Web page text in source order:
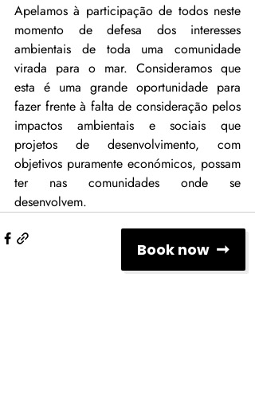
Apelamos à participação de todos neste
momento de defesa dos interesses
ambientais de toda uma comunidade
virada para o mar. Consideramos que
esta é uma grande oportunidade para
fazer frente à falta de consideração pelos
impactos ambientais e sociais que
projetos de desenvolvimento, com
objetivos puramente económicos, possam
ter nas comunidades onde se
desenvolvem.
Book now